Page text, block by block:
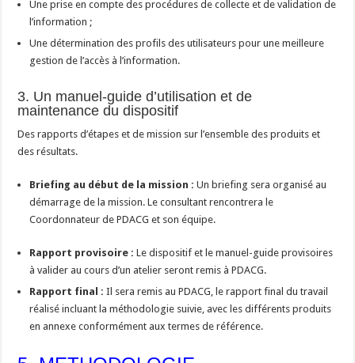
Une prise en compte des procédures de collecte et de validation de
l’information ;
Une détermination des profils des utilisateurs pour une meilleure
gestion de l’accès à l’information.
3. Un manuel-guide d’utilisation et de
maintenance du dispositif
Des rapports d’étapes et de mission sur l’ensemble des produits et
des résultats.
Briefing au début de la mission : Un briefing sera organisé au
démarrage de la mission. Le consultant rencontrera le
Coordonnateur de PDACG et son équipe.
Rapport provisoire : Le dispositif et le manuel-guide provisoires
à valider au cours d’un atelier seront remis à PDACG.
Rapport final : Il sera remis au PDACG, le rapport final du travail
réalisé incluant la méthodologie suivie, avec les différents produits
en annexe conformément aux termes de référence.